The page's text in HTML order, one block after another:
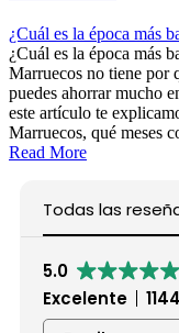
¿Cuál es la época más
¿Cuál es la época más
Marruecos no tiene por
puedes ahorrar mucho
este artículo te
Marruecos, qué meses
Read More
Todas las
5.0
Excelente